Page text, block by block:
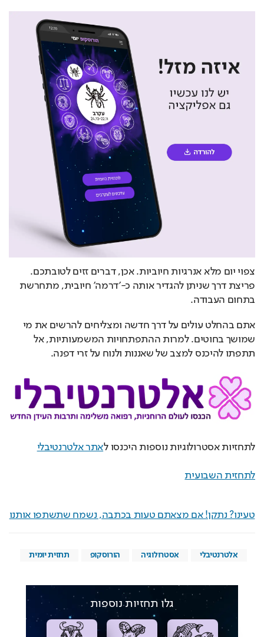
בתחום העבודה.
שמושך בחוטים. למרות ההתפתחויות המשמעותיות, אל
תתפתו להיכנס למצב של שאננות ולנוח על זרי דפנה.
לתחזיות אסטרולוגיות נוספות היכנסו לאתר אלטרנטיבלי
לתחזית השבועית
טעינו? נתקן! אם מצאתם טעות בכתבה, נשמח שתשתפו אותנו
אלטרנטיבלי אסטרולוגיה הורוסקופ תחזית יומית
גלו תחזיות נוספות